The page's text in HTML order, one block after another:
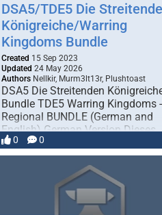
DSA5/TDE5 Die
Königreiche/Warring
Kingdoms Bundle
Created 15 Sep 2023
Updated 24 May 2026
AuthorsNellkir, Murm3lt13r, Plushtoast
DSA5 Die Streitenden
Bundle TDE5 Warring Kingdoms -
Regional BUNDLE (German and
English) German Version Dieses
prall gefüllte Bundle …
0 0